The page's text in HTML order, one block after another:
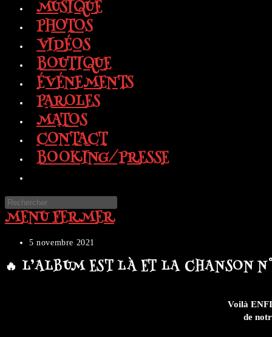
MUSIQUE
PHOTOS
VIDÉOS
BOUTIQUE
ÉVÉNEMENTS
PAROLES
MATOS
CONTACT
BOOKING/PRESSE
WEBSITE
SEARCH
search
MENUFERMER
Publication
5 novembre 2021
🔥 L’ALBUM EST LÀ ET LA CHANSON
Voilà
de